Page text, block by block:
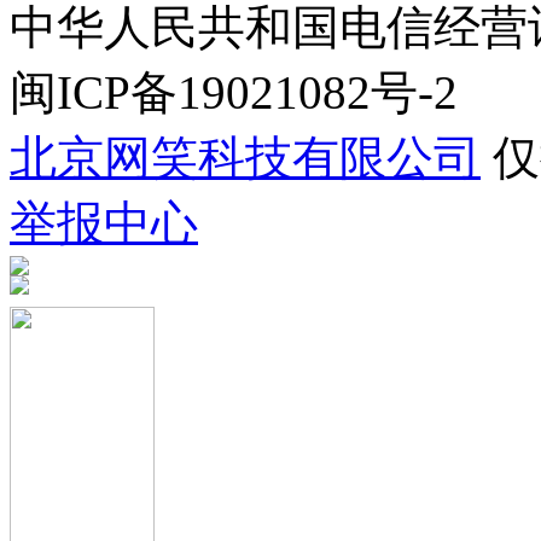
中华人民共和国电信经营
闽ICP备19021082号-2
北京网笑科技有限公司
举报中心